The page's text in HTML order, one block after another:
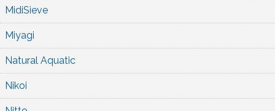
MidiSieve
Miyagi
Natural Aquatic
Nikoi